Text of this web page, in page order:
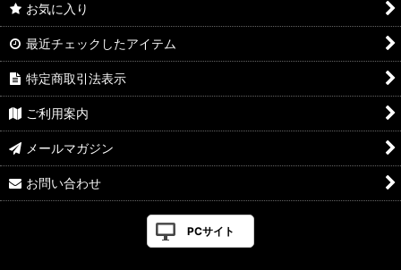
お気に入り
最近チェックしたアイテム
特定商取引法表示
ご利用案内
メールマガジン
お問い合わせ
PCサイト